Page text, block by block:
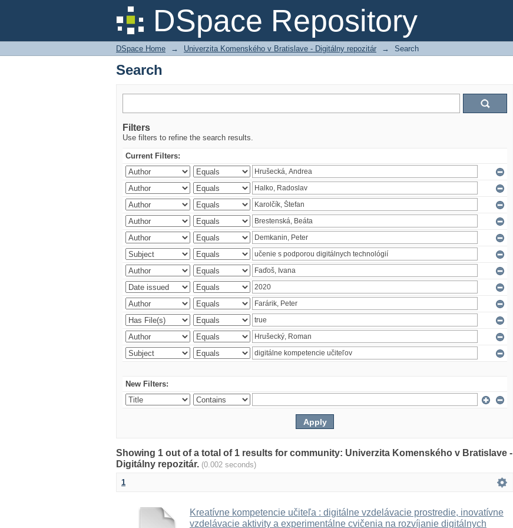
DSpace Repository
Search
DSpace Home → Univerzita Komenského v Bratislave - Digitálny repozitár → Search
Search
Filters
Use filters to refine the search results.
Current Filters:
New Filters:
Showing 1 out of a total of 1 results for community: Univerzita Komenského v Bratislave -
Digitálny repozitár. (0.002 seconds)
1
Kreatívne kompetencie učiteľa : digitálne vzdelávacie prostredie, inovatívne
vzdelávacie aktivity a experimentálne cvičenia na rozvíjanie digitálnych